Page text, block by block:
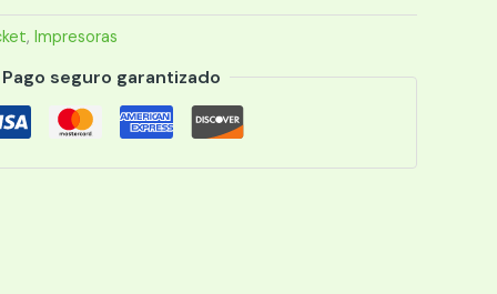
, Impresoras
Pago seguro garantizado